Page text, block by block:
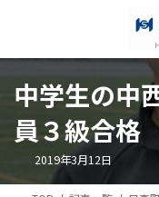
ン
ー
中学生の中
員３級合格
2019年3月12日